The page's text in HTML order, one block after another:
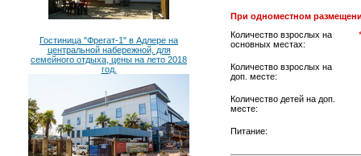
Гостиница "Фрегат-1" в Адлере на
центральной набережной, для
семейного отдыха, цены на лето 2018
год.
При одноместном
Количество взрослых на
основных местах:
*
Количество взрослых на
доп. месте:
Количество детей на доп.
месте:
Питание: